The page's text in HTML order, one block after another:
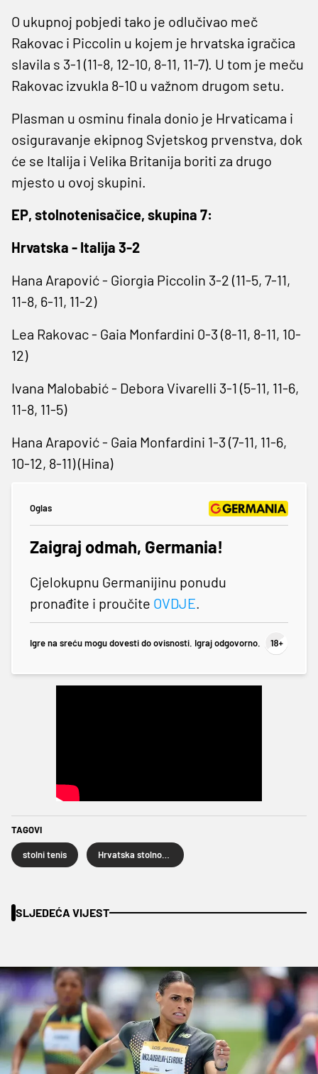
O ukupnoj pobjedi tako je odlučivao meč
Rakovac i Piccolin u kojem je hrvatska igračica
slavila s 3-1 (11-8, 12-10, 8-11, 11-7). U tom je meču
Rakovac izvukla 8-10 u važnom drugom setu.
Plasman u osminu finala donio je Hrvaticama i
osiguravanje ekipnog Svjetskog prvenstva, dok
će se Italija i Velika Britanija boriti za drugo
mjesto u ovoj skupini.
EP, stolnotenisačice, skupina 7:
Hrvatska - Italija 3-2
Hana Arapović - Giorgia Piccolin 3-2 (11-5, 7-11,
11-8, 6-11, 11-2)
Lea Rakovac - Gaia Monfardini 0-3 (8-11, 8-11, 10-
12)
Ivana Malobabić - Debora Vivarelli 3-1 (5-11, 11-6,
11-8, 11-5)
Hana Arapović - Gaia Monfardini 1-3 (7-11, 11-6,
10-12, 8-11) (Hina)
Oglas
Zaigraj odmah, Germania!
Cjelokupnu Germanijinu ponudu
pronađite i proučite OVDJE.
Igre na sreću mogu dovesti do ovisnosti. Igraj odgovorno.
TAGOVI
stolni tenis
SLJEDEĆA VIJEST